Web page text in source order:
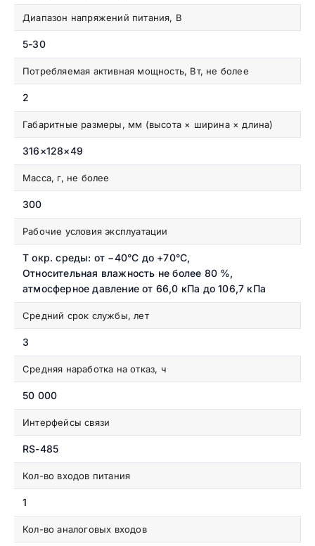
Диапазон напряжений питания, В
5-30
Потребляемая активная мощность, Вт, не более
2
Габаритные размеры, мм (высота × ширина × длина)
316×128×49
Масса, г, не более
300
Рабочие условия эксплуатации
Т окр. среды: от −40°C до +70°C,
Относительная влажность не более 80 %,
атмосферное давление от 66,0 кПа до 106,7 кПа
Средний срок службы, лет
3
Средняя наработка на отказ, ч
50 000
Интерфейсы связи
RS-485
Кол-во входов питания
1
Кол-во аналоговых входов